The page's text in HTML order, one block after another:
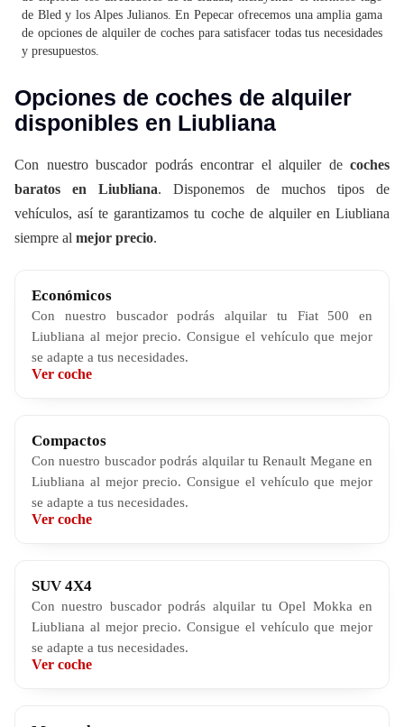
de Bled y los Alpes Julianos. En Pepecar ofrecemos una amplia gama
de opciones de alquiler de coches para satisfacer todas tus necesidades
y presupuestos.
Opciones de coches de alquiler
disponibles en Liubliana
Con nuestro buscador podrás encontrar el alquiler decoches
baratos en Liubliana. Disponemos de muchos tipos de
vehículos, así te garantizamos tu coche de alquiler en Liubliana
siempre al mejor precio.
Económicos
Con nuestro buscador podrás alquilar tu Fiat 500 en
Liubliana al mejor precio. Consigue el vehículo que mejor
se adapte a tus necesidades.
Ver coche
Compactos
Con nuestro buscador podrás alquilar tu Renault Megane en
Liubliana al mejor precio. Consigue el vehículo que mejor
se adapte a tus necesidades.
Ver coche
SUV 4X4
Con nuestro buscador podrás alquilar tu Opel Mokka en
Liubliana al mejor precio. Consigue el vehículo que mejor
se adapte a tus necesidades.
Ver coche